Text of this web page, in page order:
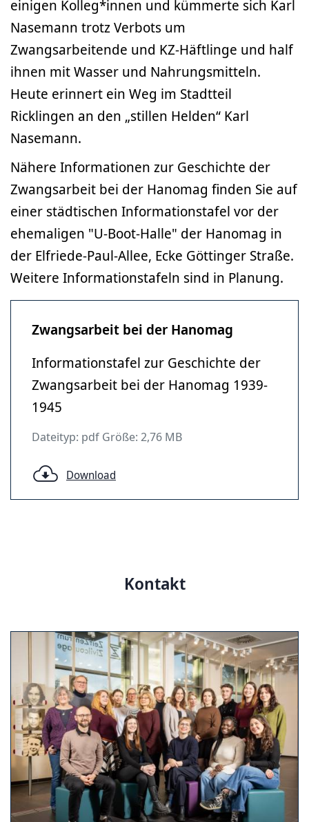
einigen Kolleg*innen und kümmerte sich Karl
Nasemann trotz Verbots um
Zwangsarbeitende und KZ-Häftlinge und half
ihnen mit Wasser und Nahrungsmitteln.
Heute erinnert ein Weg im Stadtteil
Ricklingen an den „stillen Helden“ Karl
Nasemann.
Nähere Informationen zur Geschichte der
Zwangsarbeit bei der Hanomag finden Sie auf
einer städtischen Informationstafel vor der
ehemaligen "U-Boot-Halle" der Hanomag in
der Elfriede-Paul-Allee, Ecke Göttinger Straße.
Weitere Informationstafeln sind in Planung.
Zwangsarbeit bei der Hanomag
Informationstafel zur Geschichte der
Zwangsarbeit bei der Hanomag 1939-
1945
Dateityp: pdf Größe: 2,76 MB
Download
Kontakt